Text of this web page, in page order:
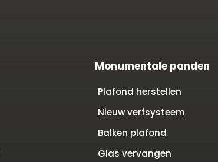
Monumentale panden
Plafond herstellen
Nieuw verfsysteem
Balken plafond
Glas vervangen